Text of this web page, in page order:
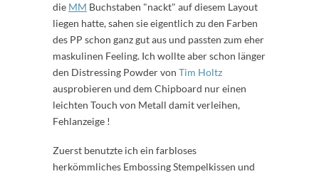
die MM Buchstaben "nackt" auf diesem Layout
liegen hatte, sahen sie eigentlich zu den Farben
des PP schon ganz gut aus und passten zum eher
maskulinen Feeling. Ich wollte aber schon länger
den Distressing Powder von Tim Holtz
ausprobieren und dem Chipboard nur einen
leichten Touch von Metall damit verleihen,
Fehlanzeige !
Zuerst benutzte ich ein farbloses
herkömmliches Embossing Stempelkissen und